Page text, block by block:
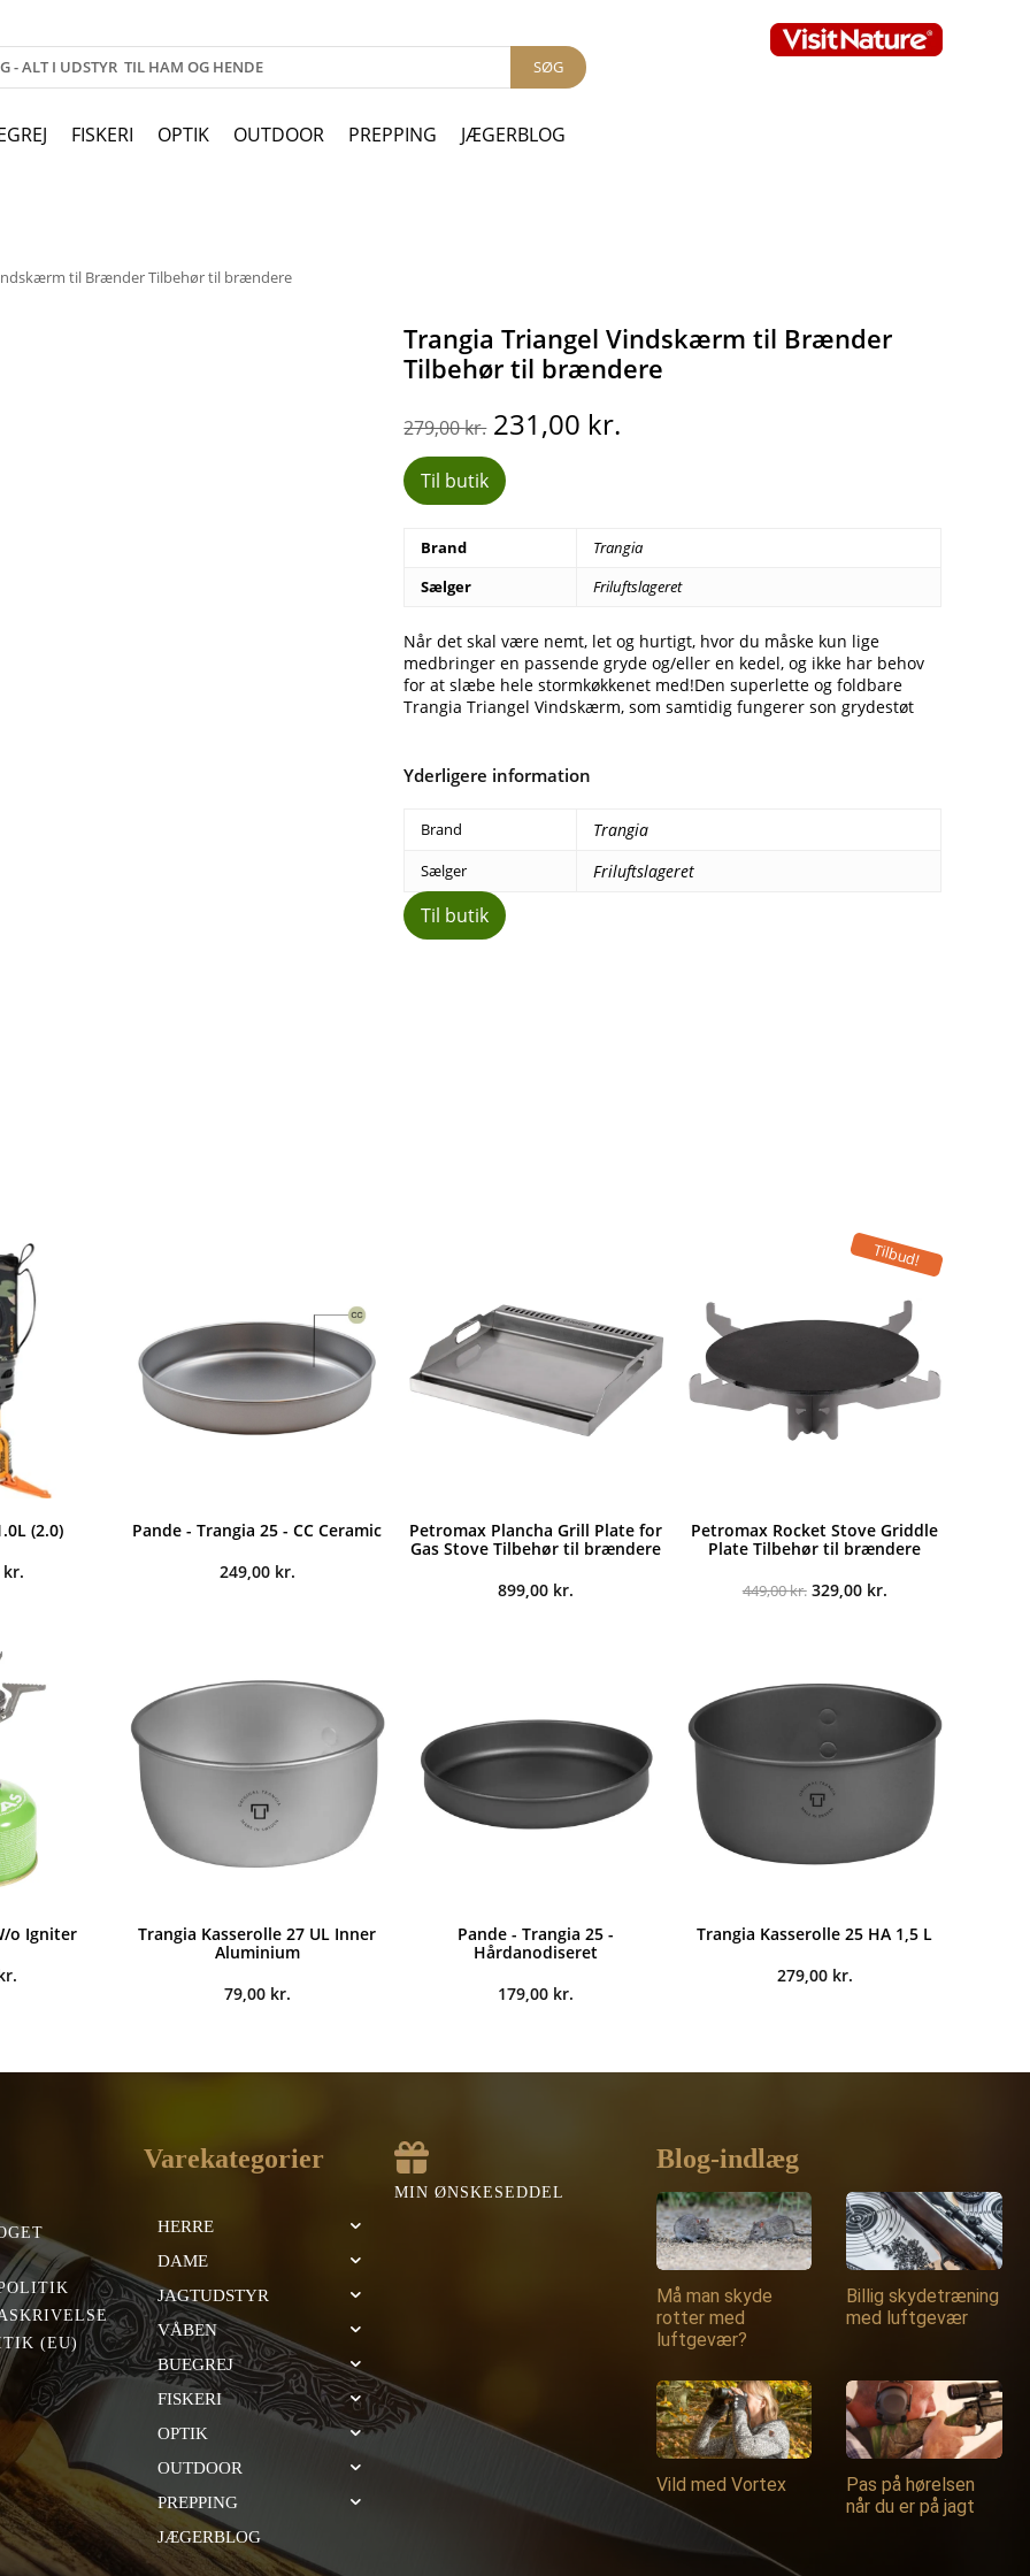
SØG
FISKERI OPTIK OUTDOOR PREPPING JÆGERBLOG
til Brænder Tilbehør til brændere
Trangia Triangel Vindskærm til Brænder
Tilbehør til brændere
279,00kr. Den
oprindelige
pris
var:
231,00 kr.
Til butik
Brand
Trangia
Sælger
Friluftslageret
Når det skal være nemt, let og hurtigt, hvor du måske kun lige
medbringer en passende gryde og/eller en kedel, og ikke har behov
for at slæbe hele stormkøkkenet med!Den superlette og foldbare
Trangia Triangel Vindskærm, som samtidig fungerer son grydestøt
Yderligere information
Brand Trangia
Sælger Friluftslageret
Til butik
(2.0)
kr.
Pande - Trangia 25 - CC Ceramic
249,00 kr.
Petromax Plancha Grill Plate for
Gas Stove Tilbehør til brændere
899,00 kr.
Tilbud!
Petromax Rocket Stove Griddle
Plate Tilbehør til brændere
449,00kr. Den
329,00 kr.Den
o Igniter
Trangia Kasserolle 27 UL Inner
Aluminium
79,00 kr.
Pande - Trangia 25 -
Hårdanodiseret
179,00 kr.
Trangia Kasserolle 25 HA 1,5 L
279,00 kr.
(EU)
Varekategorier
HERRE
DAME
JAGTUDSTYR
VÅBEN
BUEGREJ
FISKERI
OPTIK
OUTDOOR
PREPPING
JÆGERBLOG
MIN ØNSKESEDDEL
Blog-indlæg
Må man skyde
rotter med
luftgevær?
Billig skydetræning
med luftgevær
Vild med Vortex
Pas på hørelsen
når du er på jagt